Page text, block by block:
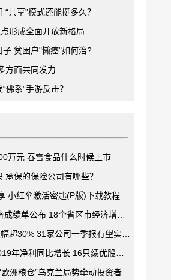
共享”模式还能挺多久？
形成全面开放新格局
贫困户"懒癌"如何治?
方面共同发力
佛系”手游反击？
万元 春雪食品什么时候上市
承保的保险公司有哪些？
红伞激活密匙(P版)下载教程来了
公布 18个省区市经济增速超过全国水平
30% 31家公司一季报有望实现增长
增长 16只绩优股获得5家及以上机构扎堆看好
粮仓”乌克兰局势牵动投资者神经